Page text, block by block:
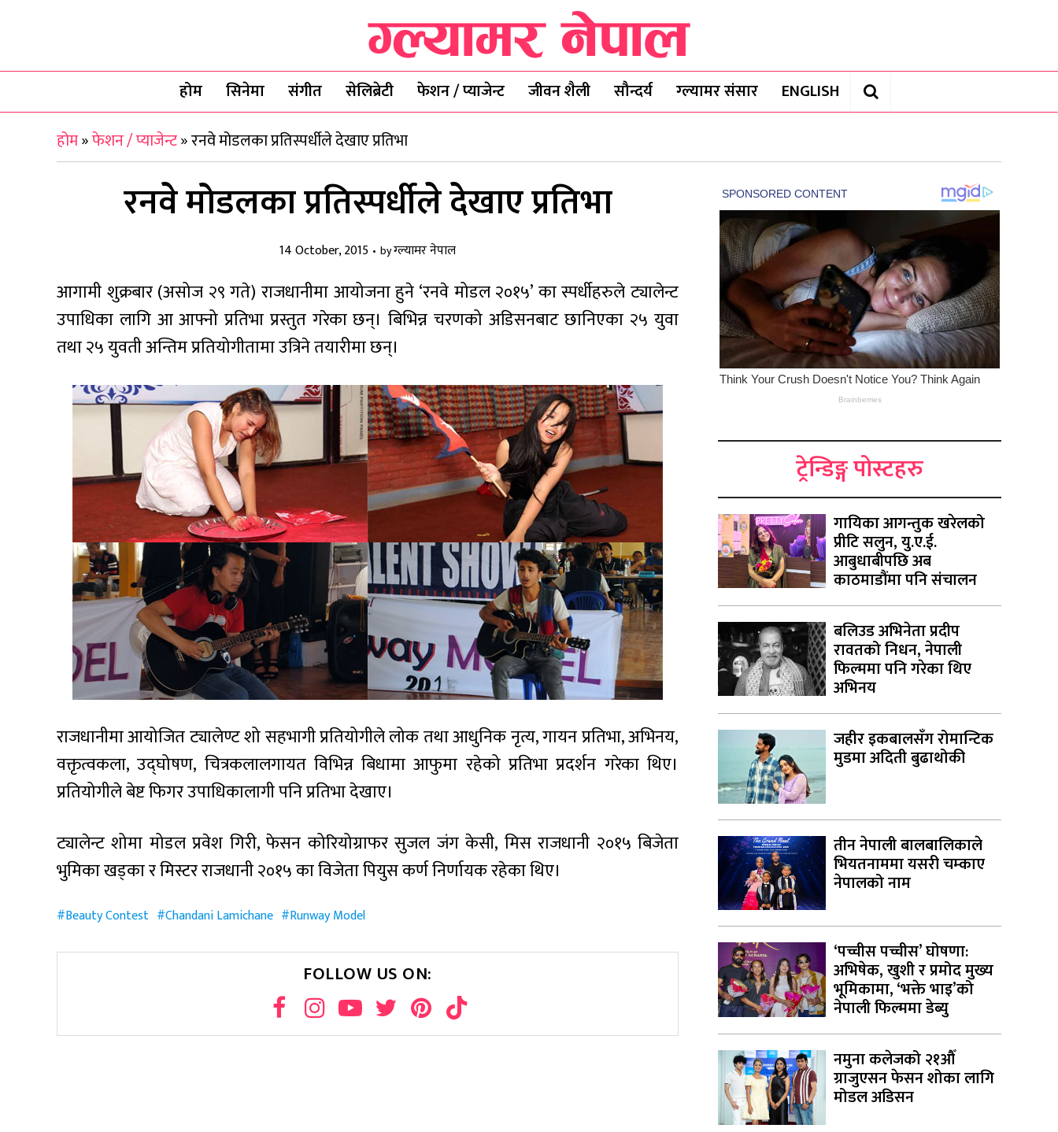
होम सिनेमा संगीत सेलिब्रेटी फेशन / प्याजेन्ट जीवन शैली सौन्दर्य ग्ल्यामर संसार
ENGLISH
होम»फेशन / प्याजेन्ट»रनवे मोडलका प्रतिस्पर्धीले देखाए प्रतिभा
रनवे मोडलका प्रतिस्पर्धीले देखाए प्रतिभा
14 October, 2015 byग्ल्यामर नेपाल
आगामी शुक्रबार (असोज २९ गते) राजधानीमा आयोजना हुने ‘रनवे मोडल २०१५’ का स्पर्धीहरुले ट्यालेन्ट
उपाधिका लागि आ आफ्नो प्रतिभा प्रस्तुत गरेका छन्। बिभिन्न चरणको अडिसनबाट छानिएका २५ युवा
तथा २५ युवती अन्तिम प्रतियोगीतामा उत्रिने तयारीमा छन्।
राजधानीमा आयोजित ट्यालेण्ट शो सहभागी प्रतियोगीले लोक तथा आधुनिक नृत्य, गायन प्रतिभा, अभिनय,
वक्तृत्वकला, उद्घोषण, चित्रकलालगायत विभिन्न बिधामा आफुमा रहेको प्रतिभा प्रदर्शन गरेका थिए।
प्रतियोगीले बेष्ट फिगर उपाधिकालागी पनि प्रतिभा देखाए।
ट्यालेन्ट शोमा मोडल प्रवेश गिरी, फेसन कोरियोग्राफर सुजल जंग केसी, मिस राजधानी २०१५ बिजेता
भुमिका खड्का र मिस्टर राजधानी २०१५ का विजेता पियुस कर्ण निर्णायक रहेका थिए।
Beauty Contest Chandani Lamichane Runway Model
FOLLOW US ON:
ट्रेन्डिङ्ग पोस्टहरु
गायिका आगन्तुक खरेलको
प्रीटि सलुन, यु.ए.ई.
आबुधाबीपछि अब
काठमाडौंमा पनि संचालन
बलिउड अभिनेता प्रदीप
रावतको निधन, नेपाली
फिल्ममा पनि गरेका थिए
अभिनय
जहीर इकबालसँग रोमान्टिक
मुडमा अदिती बुढाथोकी
तीन नेपाली बालबालिकाले
भियतनाममा यसरी चम्काए
नेपालको नाम
‘पच्चीस पच्चीस’ घोषणा:
अभिषेक, खुशी र प्रमोद मुख्य
भूमिकामा, ‘भक्ते भाइ’को
नेपाली फिल्ममा डेब्यु
नमुना कलेजको २१औँ
ग्राजुएसन फेसन शोका लागि
मोडल अडिसन